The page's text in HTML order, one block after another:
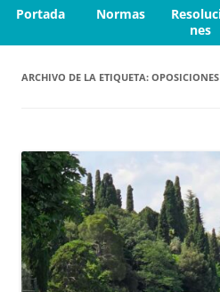
Portada Normas
nes
ARCHIVO DE LA ETIQUETA: